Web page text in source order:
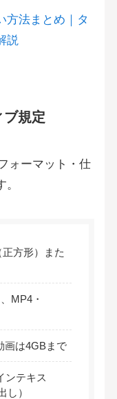
方法まとめ｜タ
説
ブ規定
ォーマット・仕
方形）また
MP4・
画は4GBまで
ンテキス
し）